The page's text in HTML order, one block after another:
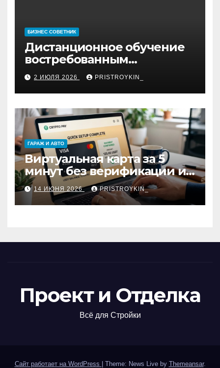
БИЗНЕС СОВЕТНИК
Дистанционное обучение
востребованным
профессиям
2 ИЮЛЯ 2026 PRISTROYKIN_
ГАРАЖ И АВТО
Виртуальная карта за 5
минут без верификации и
участия банков с
пополнением в USDT:
обзор вариантов
14 ИЮНЯ 2026 PRISTROYKIN_
Проект и Отделка
Всё для Стройки
Сайт работает на WordPress Theme: News Live by Themeansar.